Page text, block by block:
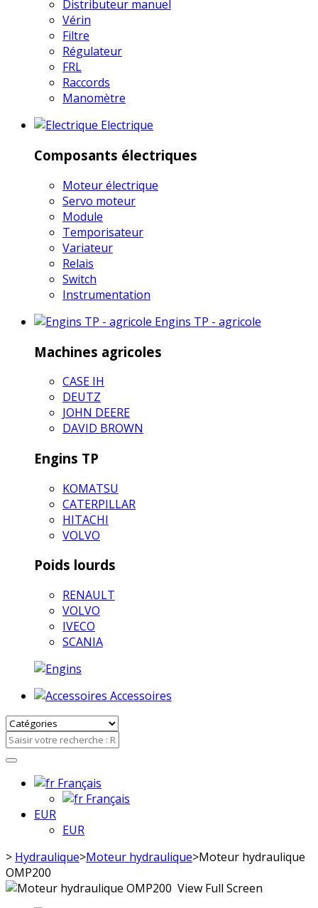
Distributeur manuel
Vérin
Filtre
Régulateur
FRL
Raccords
Manomètre
Electrique
Composants électriques
Moteur électrique
Servo moteur
Module
Temporisateur
Variateur
Relais
Switch
Instrumentation
Engins TP - agricole
Machines agricoles
CASE IH
DEUTZ
JOHN DEERE
DAVID BROWN
Engins TP
KOMATSU
CATERPILLAR
HITACHI
VOLVO
Poids lourds
RENAULT
VOLVO
IVECO
SCANIA
Accessoires
Français
Français
EUR
EUR
> Hydraulique>Moteur hydraulique>Moteur hydraulique
OMP200
View Full Screen